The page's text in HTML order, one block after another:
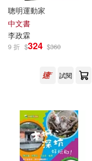
適合平板閱讀(1)
其他 (可複選)
現在可購買商品
作者/演唱/譯/編/繪
價格
範圍
聰明運動家
中文書
李政霖
9 折 $324 $360
試閱